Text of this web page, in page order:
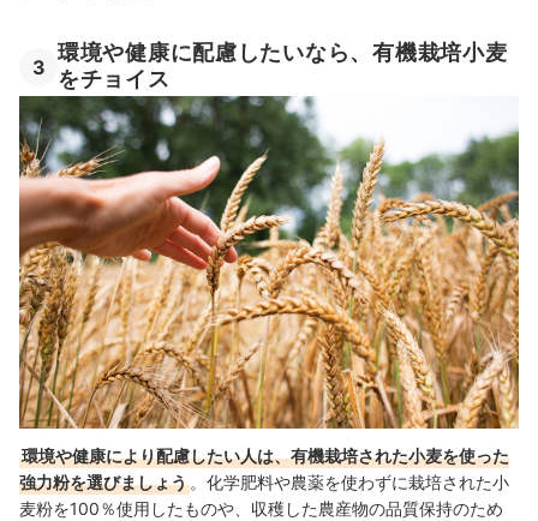
3
環境や健康に配慮したいなら、有機栽培小麦
をチョイス
環境や健康により配慮したい人は、有機栽培された小麦を使った
強力粉を選びましょう 。化学肥料や農薬を使わずに栽培された小
麦粉を100％使用したものや、収穫した農産物の品質保持のため